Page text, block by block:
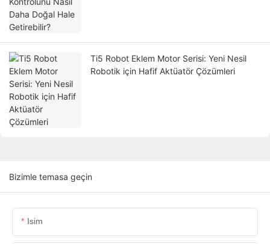
Ti5 Robot Eklem Motor Serisi: Yeni Nesil
Robotik için Hafif Aktüatör Çözümleri
Bizimle temasa geçin
Isim